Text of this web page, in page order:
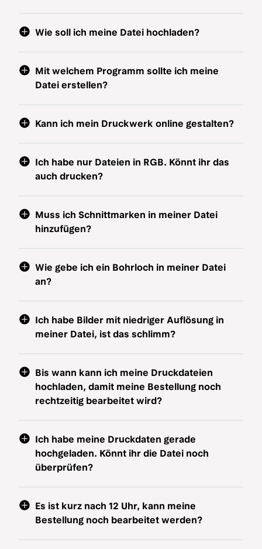
Wie soll ich meine Datei hochladen?
Mit welchem Programm sollte ich meine
Datei erstellen?
Kann ich mein Druckwerk online gestalten?
Ich habe nur Dateien in RGB. Könnt ihr das
auch drucken?
Muss ich Schnittmarken in meiner Datei
hinzufügen?
Wie gebe ich ein Bohrloch in meiner Datei
an?
Ich habe Bilder mit niedriger Auflösung in
meiner Datei, ist das schlimm?
Bis wann kann ich meine Druckdateien
hochladen, damit meine Bestellung noch
rechtzeitig bearbeitet wird?
Ich habe meine Druckdaten gerade
hochgeladen. Könnt ihr die Datei noch
überprüfen?
Es ist kurz nach 12 Uhr, kann meine
Bestellung noch bearbeitet werden?